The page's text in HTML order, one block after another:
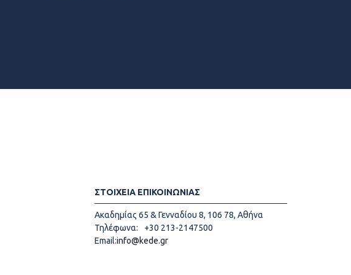
ΣΤΟΙΧΕΙΑ ΕΠΙΚΟΙΝΩΝΙΑΣ
Ακαδημίας 65 & Γενναδίου 8, 106 78, Αθήνα
Τηλέφωνα:
+30 213-2147500
Email:info@kede.gr